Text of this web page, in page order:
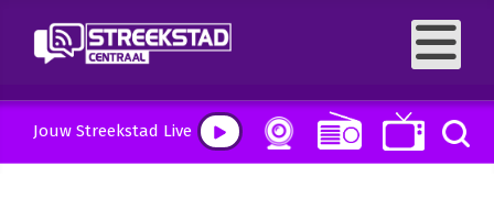
Jouw Streekstad Live